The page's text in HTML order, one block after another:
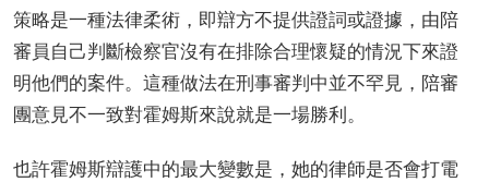
策略是一種法律柔術，即辯方不提供證詞或證據，由陪
審員自己判斷檢察官沒有在排除合理懷疑的情況下來證
明他們的案件。這種做法在刑事審判中並不罕見，陪審
團意見不一致對霍姆斯來說就是一場勝利。
也許霍姆斯辯護中的最大變數是，她的律師是否會打電